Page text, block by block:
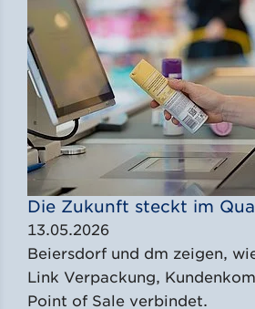
Die Zukunft steckt im
13.05.2026
Beiersdorf und dm zeigen,
Link Verpackung,
Point of Sale verbindet.